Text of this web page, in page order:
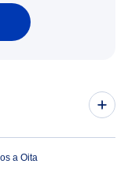
a Oita